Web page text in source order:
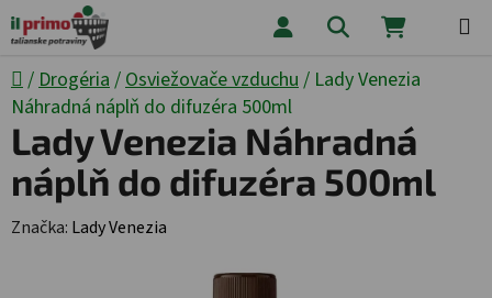
Prejsť na obsah Hľadať
Domov
/ Drogéria / Osviežovače vzduchu / Lady Venezia
Náhradná náplň do difuzéra 500ml
Lady Venezia Náhradná
náplň do difuzéra 500ml
Značka: Lady Venezia